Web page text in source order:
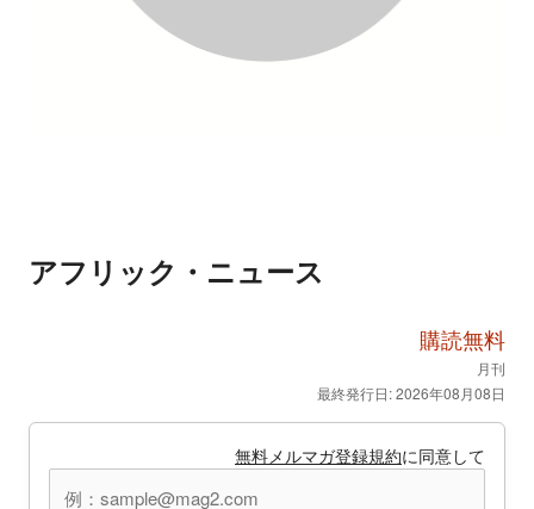
アフリック・ニュース
購読無料
月刊
最終発行日: 2026年08月08日
無料メルマガ登録規約に同意して